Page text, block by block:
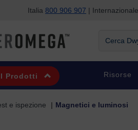
Italia 800 906 907 | Internazionale
Prodotti Risorse
e ispezione Magnetici e luminosi